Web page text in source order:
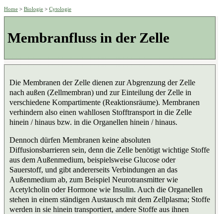
Home > Biologie > Cytologie
Membranfluss in der Zelle
Die Membranen der Zelle dienen zur Abgrenzung der Zelle
nach außen (Zellmembran) und zur Einteilung der Zelle in
verschiedene Kompartimente (Reaktionsräume). Membranen
verhindern also einen wahllosen Stofftransport in die Zelle
hinein / hinaus bzw. in die Organellen hinein / hinaus.
Dennoch dürfen Membranen keine absoluten
Diffusionsbarrieren sein, denn die Zelle benötigt wichtige Stoffe
aus dem Außenmedium, beispielsweise Glucose oder
Sauerstoff, und gibt andererseits Verbindungen an das
Außenmedium ab, zum Beispiel Neurotransmitter wie
Acetylcholin oder Hormone wie Insulin. Auch die Organellen
stehen in einem ständigen Austausch mit dem Zellplasma; Stoffe
werden in sie hinein transportiert, andere Stoffe aus ihnen